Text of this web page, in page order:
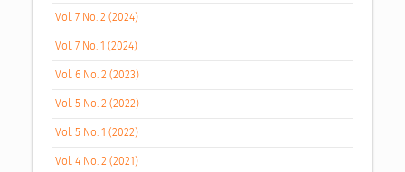
Vol. 7 No. 2 (2024)
Vol. 7 No. 1 (2024)
Vol. 6 No. 2 (2023)
Vol. 5 No. 2 (2022)
Vol. 5 No. 1 (2022)
Vol. 4 No. 2 (2021)